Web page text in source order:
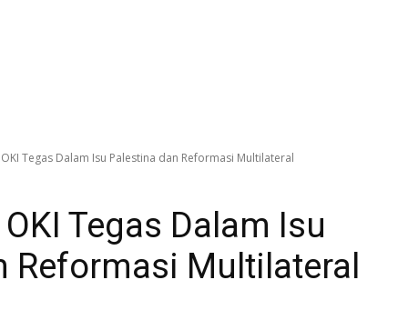
Tegas Dalam Isu Palestina dan Reformasi Multilateral
Tegas Dalam Isu
Reformasi Multilateral